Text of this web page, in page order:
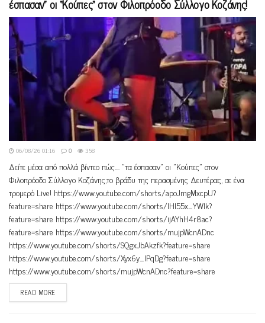
έσπασαν” οι “Κούπες” στον Φιλοπρόοδο Σύλλογο Κοζάνης!
06/08/26 01:16 0 358
Δείτε μέσα από πολλά βίντεο πώς.... "τα έσπασαν" οι "Κούπες" στον
Φιλοπρόοδο Σύλλογο Κοζάνης,το βράδυ της περασμένης Δευτέρας, σε ένα
τρομερό Live! https://www.youtube.com/shorts/apoJmgMxcpU?
feature=share https://www.youtube.com/shorts/IHl55x_YWIk?
feature=share https://www.youtube.com/shorts/ijAYhH4r8ac?
feature=share https://www.youtube.com/shorts/mujpWcnADnc
https://www.youtube.com/shorts/SQgxJbAkzfk?feature=share
https://www.youtube.com/shorts/Xyx6y_lPqDg?feature=share
https://www.youtube.com/shorts/mujpWcnADnc?feature=share
READ MORE